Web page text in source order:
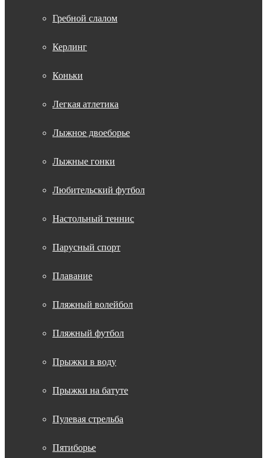
Гребной слалом
Керлинг
Коньки
Легкая атлетика
Лыжное двоеборье
Лыжные гонки
Любительский футбол
Настольный теннис
Парусный спорт
Плавание
Пляжный волейбол
Пляжный футбол
Прыжки в воду
Прыжки на батуте
Пулевая стрельба
Пятиборье